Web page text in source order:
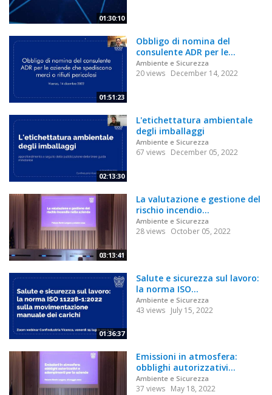
01:30:10
01:51:23
Obbligo di nomina del
consulente ADR per le...
Ambiente e Sicurezza
20 views December 14, 2022
02:13:30
L'etichettatura ambientale
degli imballaggi
Ambiente e Sicurezza
67 views December 05, 2022
03:13:41
La valutazione e gestione del
rischio incendio...
Ambiente e Sicurezza
28 views October 05, 2022
01:36:37
Salute e sicurezza sul lavoro:
la norma ISO...
Ambiente e Sicurezza
43 views July 15, 2022
Emissioni in atmosfera:
obblighi autorizzativi...
Ambiente e Sicurezza
37 views May 18, 2022